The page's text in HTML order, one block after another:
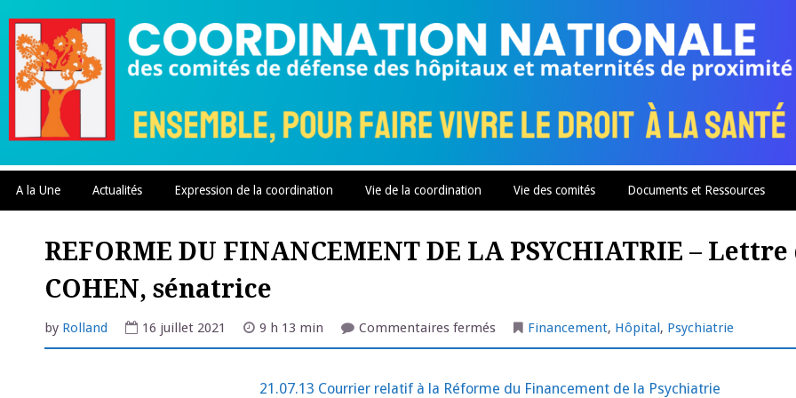
content
A la Une Actualités Expression de la coordination Vie de la coordination Vie des comités Documents et Ressources
REFORME DU FINANCEMENT DE LA PSYCHIATRIE – Lettre
COHEN, sénatrice
by Rolland 16 juillet 2021 9 h 13 min Commentaires ferméssur
DU
LA
Financement, Hôpital, Psychiatrie
21.07.13 Courrier relatif à la Réforme du Financement de la Psychiatrie